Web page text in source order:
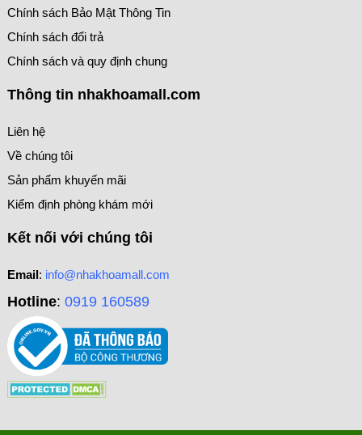
Chính sách Bảo Mật Thông Tin
Chính sách đổi trả
Chính sách và quy định chung
Thông tin nhakhoamall.com
Liên hệ
Về chúng tôi
Sản phẩm khuyến mãi
Kiểm định phòng khám mới
Kết nối với chúng tôi
Email: info@nhakhoamall.com
Hotline: 0919 160589